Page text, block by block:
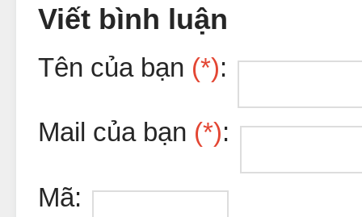
Viết bình luận
Tên của bạn (*):
Mail của bạn (*):
Mã: